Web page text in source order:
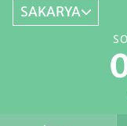
SAKARYA